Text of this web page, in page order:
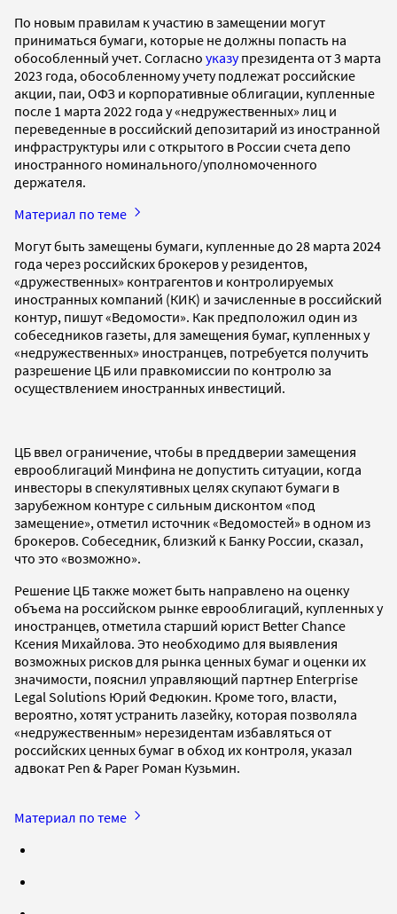
По новым правилам к участию в замещении могут
приниматься бумаги, которые не должны попасть на
обособленный учет. Согласно указупрезидента от 3 марта
2023 года, обособленному учету подлежат российские
акции, паи, ОФЗ и корпоративные облигации, купленные
после 1 марта 2022 года у «недружественных» лиц и
переведенные в российский депозитарий из иностранной
инфраструктуры или с открытого в России счета депо
иностранного номинального/уполномоченного
держателя.
Материал по теме
Могут быть замещены бумаги, купленные до 28 марта 2024
года через российских брокеров у резидентов,
«дружественных» контрагентов и контролируемых
иностранных компаний (КИК) и зачисленные в российский
контур, пишут «Ведомости». Как предположил один из
собеседников газеты, для замещения бумаг, купленных у
«недружественных» иностранцев, потребуется получить
разрешение ЦБ или правкомиссии по контролю за
осуществлением иностранных инвестиций.
ЦБ ввел ограничение, чтобы в преддверии замещения
еврооблигаций Минфина не допустить ситуации, когда
инвесторы в спекулятивных целях скупают бумаги в
зарубежном контуре с сильным дисконтом «под
замещение», отметил источник «Ведомостей» в одном из
брокеров. Собеседник, близкий к Банку России, сказал,
что это «возможно».
Решение ЦБ также может быть направлено на оценку
объема на российском рынке еврооблигаций, купленных у
иностранцев, отметила старший юрист Better Chance
Ксения Михайлова. Это необходимо для выявления
возможных рисков для рынка ценных бумаг и оценки их
значимости, пояснил управляющий партнер Enterprise
Legal Solutions Юрий Федюкин. Кроме того, власти,
вероятно, хотят устранить лазейку, которая позволяла
«недружественным» нерезидентам избавляться от
российских ценных бумаг в обход их контроля, указал
адвокат Pen & Paper Роман Кузьмин.
Материал по теме